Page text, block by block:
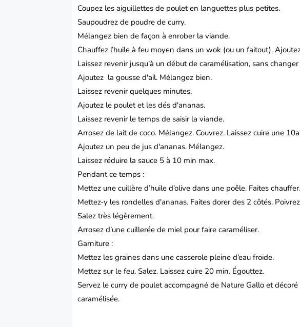
Coupez les aiguillettes de poulet en languettes plus petites.
Saupoudrez de poudre de curry.
Mélangez bien de façon à enrober la viande.
Chauffez l’huile à feu moyen dans un wok (ou un faitout).
Laissez revenir jusqu’à un début de caramélisation, sans
Ajoutez la gousse d'ail. Mélangez bien.
Laissez revenir quelques minutes.
Ajoutez le poulet et les dés d'ananas.
Laissez revenir le temps de saisir la viande.
Arrosez de lait de coco. Mélangez. Couvrez. Laissez cuire une
Ajoutez un peu de jus d'ananas. Mélangez.
Laissez réduire la sauce 5 à 10 min max.
Pendant ce temps :
Mettez une cuillère d’huile d’olive dans une poêle. Faites chauffer.
Mettez-y les rondelles d'ananas. Faites dorer des 2 côtés.
Salez très légèrement.
Arrosez d’une cuillerée de miel pour faire caraméliser.
Garniture :
Mettez les graines dans une casserole pleine d’eau froide.
Mettez sur le feu.Salez. Laissez cuire 20 min. Égouttez.
Servez le curry de poulet accompagné de Nature Gallo et décoré
caramélisée.